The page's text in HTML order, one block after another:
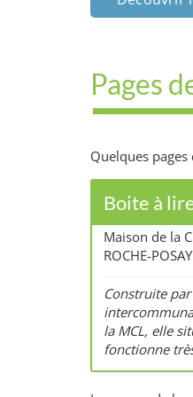
Pages
Quelques
Boite à
Maison de la
ROCHE-POSAY
Construite
la MCL, elle
fonctionne